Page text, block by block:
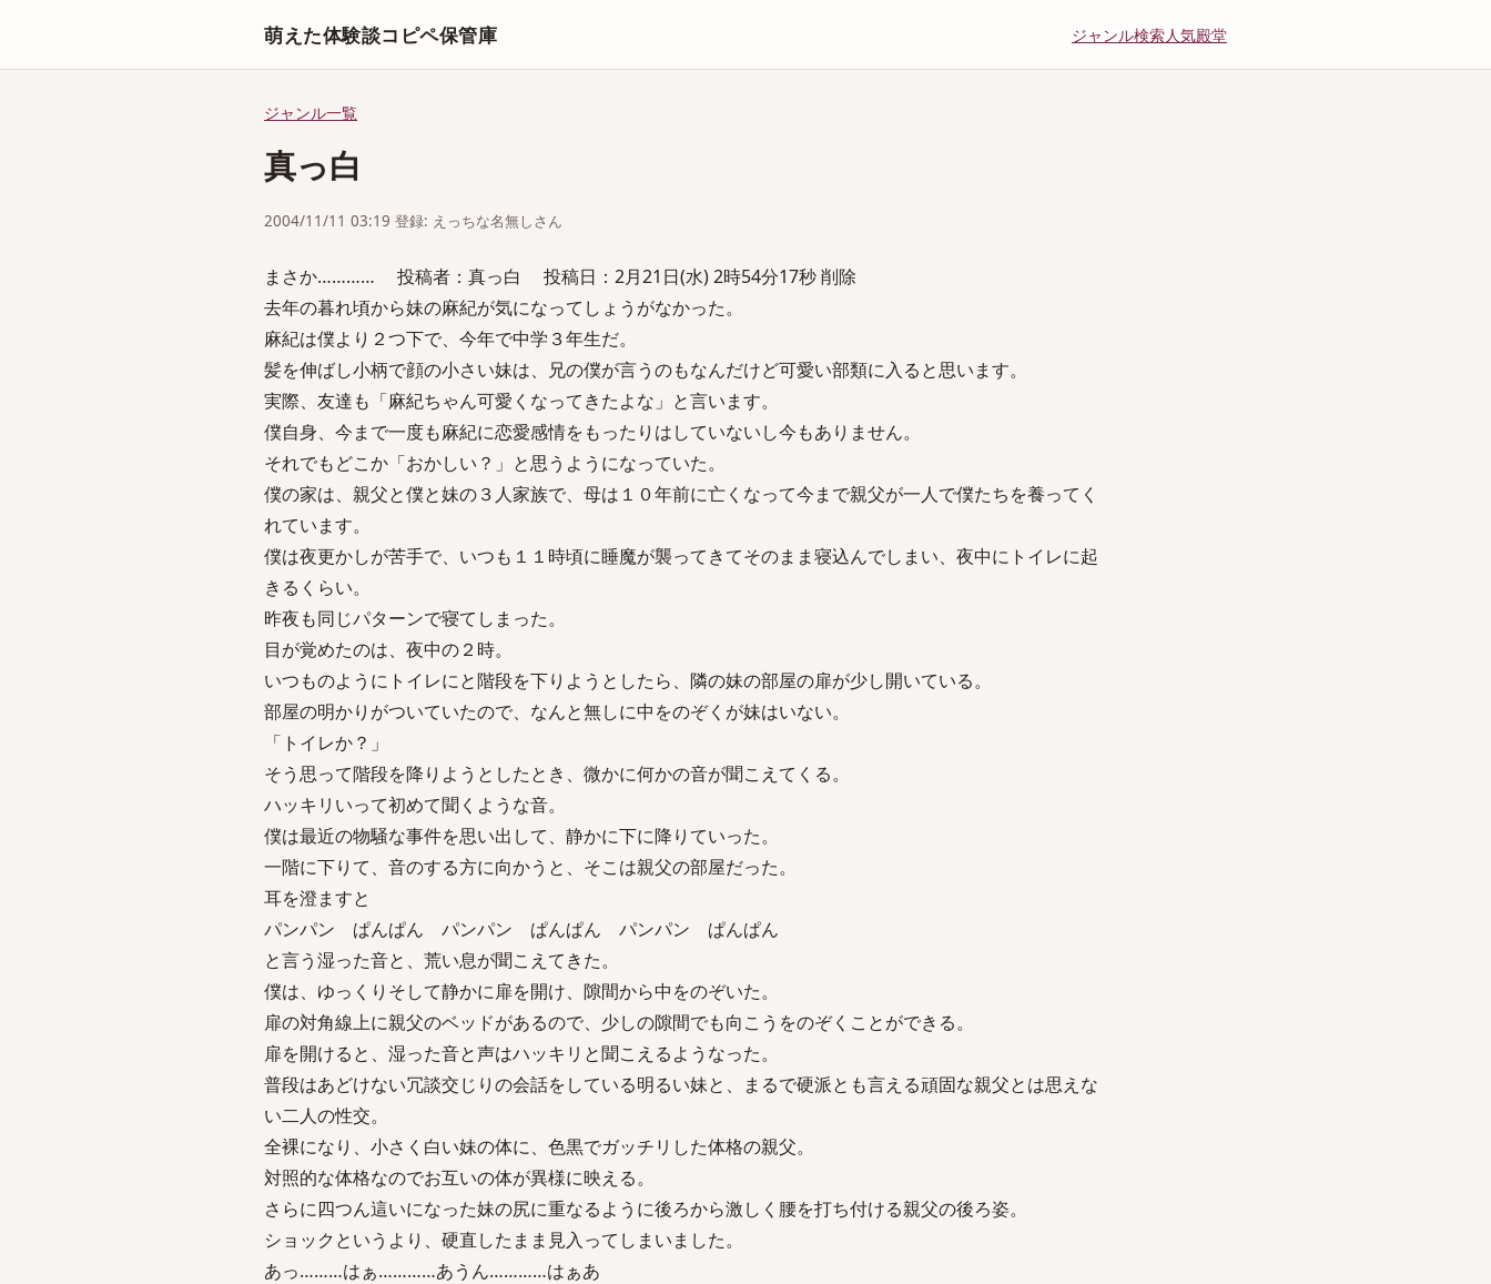
萌えた体験談コピペ保管庫 ジャンル検索人気殿堂
ジャンル一覧
真っ白
2004/11/11 03:19 登録: えっちな名無しさん
まさか………… 投稿者：真っ白 投稿日：2月21日(水) 2時54分17秒 削除
去年の暮れ頃から妹の麻紀が気になってしょうがなかった。
麻紀は僕より２つ下で、今年で中学３年生だ。
髪を伸ばし小柄で顔の小さい妹は、兄の僕が言うのもなんだけど可愛い部類に入ると思います。
実際、友達も「麻紀ちゃん可愛くなってきたよな」と言います。
僕自身、今まで一度も麻紀に恋愛感情をもったりはしていないし今もありません。
それでもどこか「おかしい？」と思うようになっていた。
僕の家は、親父と僕と妹の３人家族で、母は１０年前に亡くなって今まで親父が一人で僕たちを養ってく
れています。
僕は夜更かしが苦手で、いつも１１時頃に睡魔が襲ってきてそのまま寝込んでしまい、夜中にトイレに起
きるくらい。
昨夜も同じパターンで寝てしまった。
目が覚めたのは、夜中の２時。
いつものようにトイレにと階段を下りようとしたら、隣の妹の部屋の扉が少し開いている。
部屋の明かりがついていたので、なんと無しに中をのぞくが妹はいない。
「トイレか？」
そう思って階段を降りようとしたとき、微かに何かの音が聞こえてくる。
ハッキリいって初めて聞くような音。
僕は最近の物騒な事件を思い出して、静かに下に降りていった。
一階に下りて、音のする方に向かうと、そこは親父の部屋だった。
耳を澄ますと
パンパン ぱんぱん パンパン ぱんぱん パンパン ぱんぱん
と言う湿った音と、荒い息が聞こえてきた。
僕は、ゆっくりそして静かに扉を開け、隙間から中をのぞいた。
扉の対角線上に親父のベッドがあるので、少しの隙間でも向こうをのぞくことができる。
扉を開けると、湿った音と声はハッキリと聞こえるようなった。
普段はあどけない冗談交じりの会話をしている明るい妹と、まるで硬派とも言える頑固な親父とは思えな
い二人の性交。
全裸になり、小さく白い妹の体に、色黒でガッチリした体格の親父。
対照的な体格なのでお互いの体が異様に映える。
さらに四つん這いになった妹の尻に重なるように後ろから激しく腰を打ち付ける親父の後ろ姿。
ショックというより、硬直したまま見入ってしまいました。
あっ………はぁ…………あうん…………はぁあ